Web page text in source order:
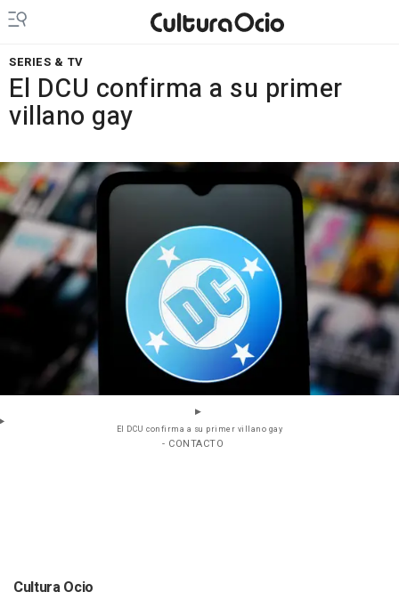
SERIES & TV
El DCU confirma a su primer
villano gay
El DCU confirma a su primer villano gay
- CONTACTO
Cultura Ocio